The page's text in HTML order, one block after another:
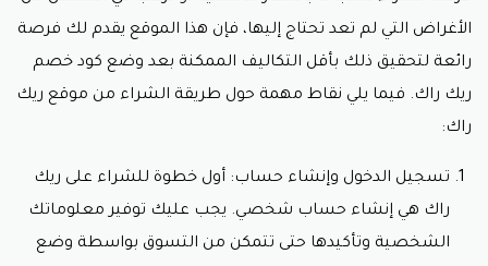
كراسي الأطفال: يمكنك العثور على تشكيلة من كراسي
الأطفال المريحة والآمنة لتلبية احتياجات الصغار بسعر
مناسب للجميع عند إضافة كود خصم ريك راك.
سرائر الحيوانات الأليفة: لراحة وسعادة حيواناتك الأليفة،
الاستخدام سيكون خيارًا مثاليًا.
بين باجز: تقدم مجموعة منتجات ريك راك الفاخرة لمن
يبحثون عن الأفضل دائمًا، ويتم توفير مثل هذه الأغراض
بأسعار بسيطة جدًا مع
كود خصم ريك راك.
الأغراض التي لم تعد تحتاج إليها، فإن هذا الموقع يقدم لك فرصة
رائعة لتحقيق ذلك بأقل التكاليف الممكنة بعد وضع كود خصم
ريك راك. فيما يلي نقاط مهمة حول طريقة الشراء من موقع ريك
راك:
تسجيل الدخول وإنشاء حساب: أول خطوة للشراء على ريك
راك هي إنشاء حساب شخصي. يجب عليك توفير معلوماتك
الشخصية وتأكيدها حتى تتمكن من التسوق بواسطة وضع